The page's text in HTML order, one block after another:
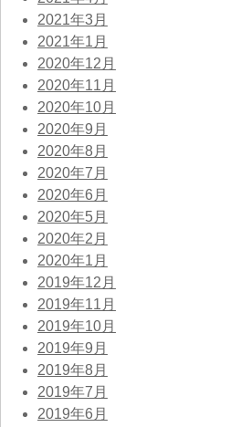
2021年3月
2021年1月
2020年12月
2020年11月
2020年10月
2020年9月
2020年8月
2020年7月
2020年6月
2020年5月
2020年2月
2020年1月
2019年12月
2019年11月
2019年10月
2019年9月
2019年8月
2019年7月
2019年6月